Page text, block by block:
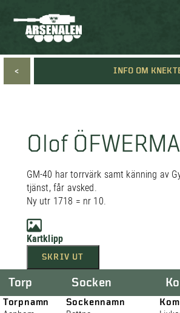
< INFO OM
Olof
GM-40 har torrvärk samt känning av
tjänst, får avsked.
Ny utr 1718 = nr 10.
Kartklipp
SKRIV UT
Torp
Torpnamn
Socken
Sockennamn